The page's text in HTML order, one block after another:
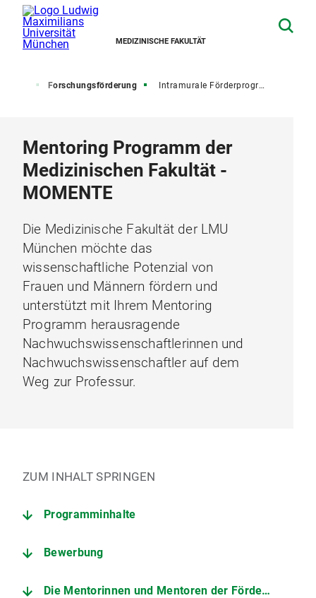
MEDIZINISCHE FAKULTÄT
Forschungsförderung Intramurale Förderprogramme und Auszeichnungen
Mentoring Programm der
Medizinischen Fakultät -
MOMENTE
Die Medizinische Fakultät der LMU
München möchte das
wissenschaftliche Potenzial von
Frauen und Männern fördern und
unterstützt mit Ihrem Mentoring
Programm herausragende
Nachwuchswissenschaftlerinnen und
Nachwuchswissenschaftler auf dem
Weg zur Professur.
ZUM INHALT SPRINGEN
Programminhalte
Bewerbung
Die Mentorinnen und Mentoren der Förderjahre 2026 und 2027